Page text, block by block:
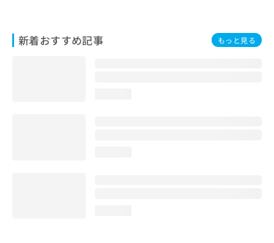
新着おすすめ記事 もっと見る
い
合